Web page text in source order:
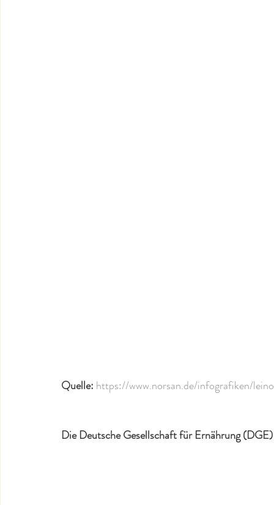
Quelle: https://www.norsan.de/infografiken/
Die Deutsche Gesellschaft für Ernährung